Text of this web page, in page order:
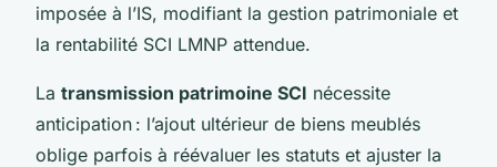
imposée à l’IS, modifiant la gestion patrimoniale et
la rentabilité SCI LMNP attendue.
La transmission patrimoine SCI nécessite
anticipation : l’ajout ultérieur de biens meublés
oblige parfois à réévaluer les statuts et ajuster la